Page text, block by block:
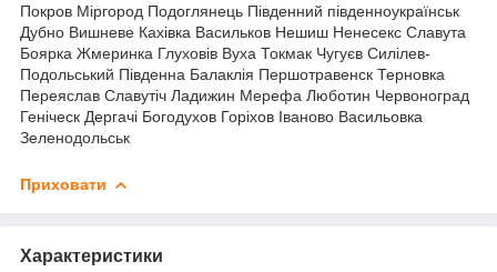
Покров Міргород Подоглянець Південний південноукраїнськ
Дубно Вишневе Кахівка Васильков Нешиш Ненесекс Славута
Боярка Жмеринка Глуховів Вуха Токмак Чугуєв Силілев-
Подольський Південна Балаклія Першотравенск Терновка
Переяслав Славутіч Ладижин Мерефа Люботин Червоноград
Геніческ Дергачі Богодухов Горіхов Іваново Васильовка
Зеленодольськ
Приховати
Характеристики